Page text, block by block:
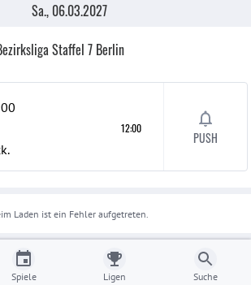
Sa., 06.03.2027
Staffel 7 Berlin
12:00
PUSH
Laden ist ein Fehler aufgetreten.
Spiele Ligen Suche